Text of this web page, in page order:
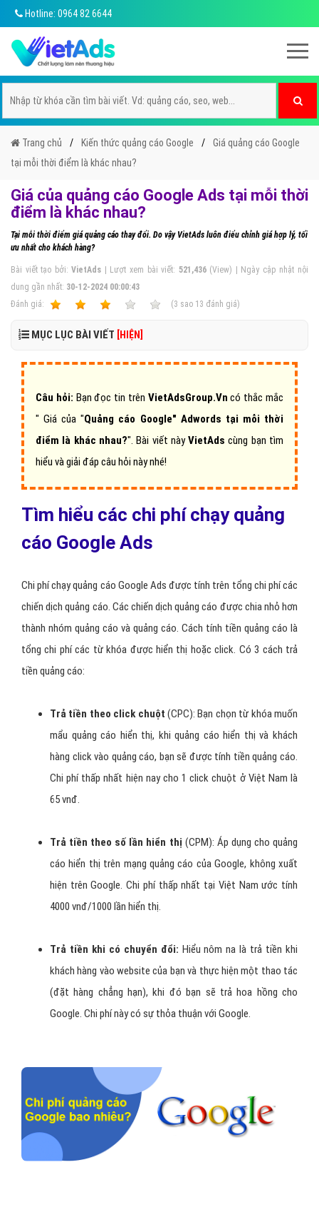
Hotline: 0964 82 6644
Trang chủ Kiến thức quảng cáo Google
Giá quảng cáo Google
tại mỗi thời điểm là khác nhau?
Giá của quảng cáo Google Ads tại mỗi thời
điểm là khác nhau?
Tại mỗi thời điểm giá quảng cáo thay đổi. Do vậy VietAds luôn điểu chỉnh giá hợp lý, tối
ưu nhất cho khách hàng?
Bài viết tạo bởi:VietAds | Lượt xem bài viết: 521,436(View) | Ngày cập nhật nội
dung gần nhất: 30-12-2024 00:00:43
Ðánh giá:
(3 sao 13 đánh giá)
MỤC LỤC BÀI VIẾT [HIỆN]
Câu hỏi: Bạn đọc tin trên VietAdsGroup.Vn có thắc mắc
" Giá của "Quảng cáo Google" Adwords tại mỗi thời
điểm là khác nhau?".Bài viết nàyVietAds cùng bạn tìm
hiểu và giải đáp câu hỏi này nhé!
Tìm hiểu các chi phí chạy quảng
cáo Google Ads
Chi phí chạy quảng cáo Google Ads được tính trên tổng chi phí các
chiến dịch quảng cáo. Các chiến dịch quảng cáo được chia nhỏ hơn
thành nhóm quảng cáo và quảng cáo. Cách tính tiền quảng cáo là
tổng chi phí các từ khóa được hiển thị hoặc click. Có 3 cách trả
tiền quảng cáo:
Trả tiền theo click chuột (CPC): Bạn chọn từ khóa muốn
mẩu quảng cáo hiển thị, khi quảng cáo hiển thị và khách
hàng click vào quảng cáo, bạn sẽ được tính tiền quảng cáo.
Chi phí thấp nhất hiện nay cho 1 click chuột ở Việt Nam là
65 vnđ.
Trả tiền theo số lần hiển thị (CPM): Áp dụng cho quảng
cáo hiển thị trên mạng quảng cáo của Google, không xuất
hiện trên Google. Chi phí thấp nhất tại Việt Nam ước tính
4000 vnđ/1000 lần hiển thị.
Trả tiền khi có chuyển đổi: Hiểu nôm na là trả tiền khi
khách hàng vào website của bạn và thực hiện một thao tác
(đặt hàng chẳng hạn), khi đó bạn sẽ trả hoa hồng cho
Google. Chi phí này có sự thỏa thuận với Google.